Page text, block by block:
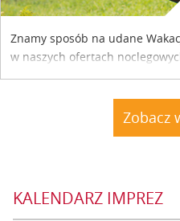
Znamy sposób na udane
w naszych ofertach
zwlekaj atrakcyjne noclegi
Zobacz
KALENDARZ IMPREZ